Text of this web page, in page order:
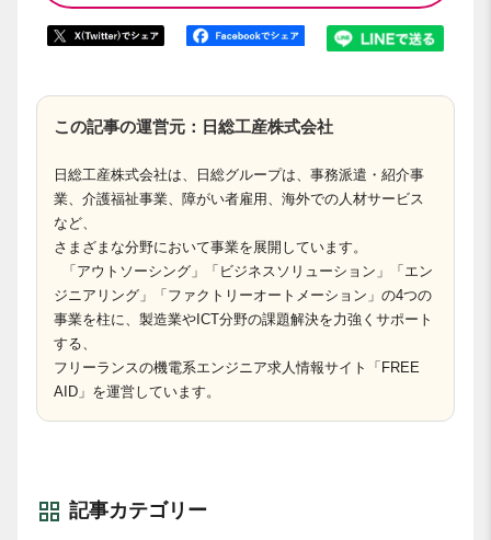
この記事の運営元：日総工産株式会社
日総工産株式会社は、日総グループは、事務派遣・紹介事
業、介護福祉事業、障がい者雇用、海外での人材サービス
など、
さまざまな分野において事業を展開しています。
「アウトソーシング」「ビジネスソリューション」「エン
ジニアリング」「ファクトリーオートメーション」の4つの
事業を柱に、製造業やICT分野の課題解決を力強くサポート
する、
フリーランスの機電系エンジニア求人情報サイト「FREE
AID」を運営しています。
記事カテゴリー